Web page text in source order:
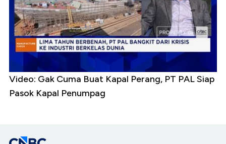
Video: Gak Cuma Buat Kapal Perang, PT PAL Siap
Pasok Kapal Penumpag